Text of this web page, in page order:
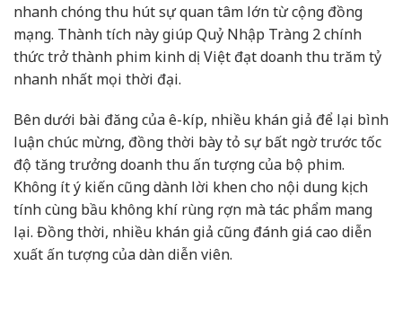
nhanh chóng thu hút sự quan tâm lớn từ cộng đồng
mạng. Thành tích này giúp Quỷ Nhập Tràng 2 chính
thức trở thành phim kinh dị Việt đạt doanh thu trăm tỷ
nhanh nhất mọi thời đại.
Bên dưới bài đăng của ê-kíp, nhiều khán giả để lại bình
luận chúc mừng, đồng thời bày tỏ sự bất ngờ trước tốc
độ tăng trưởng doanh thu ấn tượng của bộ phim.
Không ít ý kiến cũng dành lời khen cho nội dung kịch
tính cùng bầu không khí rùng rợn mà tác phẩm mang
lại. Đồng thời, nhiều khán giả cũng đánh giá cao diễn
xuất ấn tượng của dàn diễn viên.